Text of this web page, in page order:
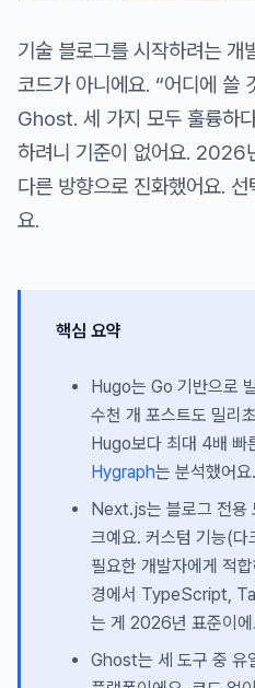
기술 블로그를 시작하려는 개
코드가 아니에요. “어디에
Ghost. 세 가지 모두 훌륭하
하려니 기준이 없어요. 2026
다른 방향으로 진화했어요.
요.
핵심 요약
Hugo는 Go 기반으로
수천 개 포스트도 밀리
Hugo보다 최대 4배 빠
Hygraph는 분석했어요.
Next.js는 블로그 전용
크예요. 커스텀 기능(다
필요한 개발자에게 적
경에서 TypeScript,
는 게 2026년 표준이에
Ghost는 세 도구 중 유